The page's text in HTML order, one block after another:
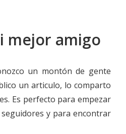
mejor amigo
un montón de gente
un articulo, lo comparto
Es perfecto para empezar
y para encontrar